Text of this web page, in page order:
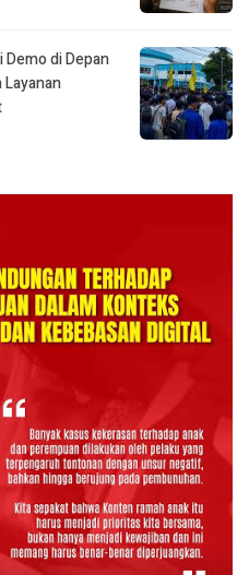
Demo di Depan